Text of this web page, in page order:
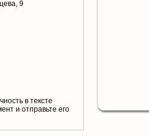
9
в тексте
и отправьте его